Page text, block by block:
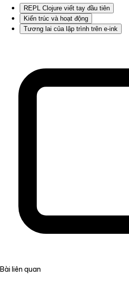
REPL Clojure viết tay đầu tiên
Kiến trúc và hoạt động
Tương lai của lập trình trên e-ink
Bài liên quan